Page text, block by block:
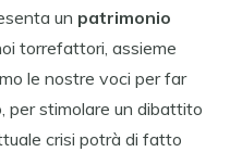
un patrimonio
torrefattori, assieme
le nostre voci per far
per stimolare un dibattito
crisi potrà di fatto